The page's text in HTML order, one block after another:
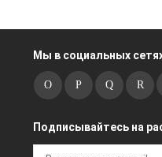
Мы в социальных
Подписывайтесь на